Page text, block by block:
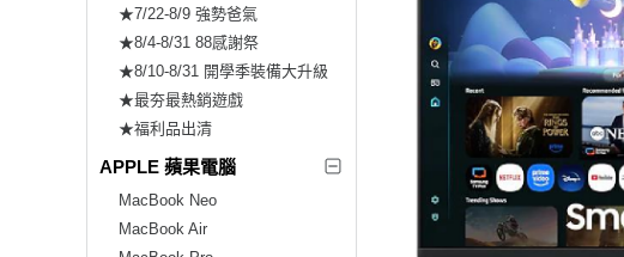
★7/22-8/9 強勢爸氣
★8/4-8/31 88感謝祭
★8/10-8/31 開學季裝備大升級
★最夯最熱銷遊戲
★福利品出清
APPLE 蘋果電腦
MacBook Neo
MacBook Air